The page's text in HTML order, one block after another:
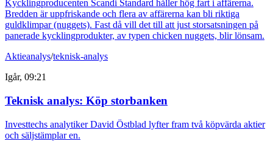
Kycklingproducenten Scandi Standard håller hög fart i affärerna.
Bredden är uppfriskande och flera av affärerna kan bli riktiga
guldklimpar (nuggets). Fast då vill det till att just storsatsningen på
panerade kycklingprodukter, av typen chicken nuggets, blir lönsam.
Aktieanalys/teknisk-analys
Igår, 09:21
Teknisk analys: Köp storbanken
Investtechs analytiker David Östblad lyfter fram två köpvärda aktier
och säljstämplar en.